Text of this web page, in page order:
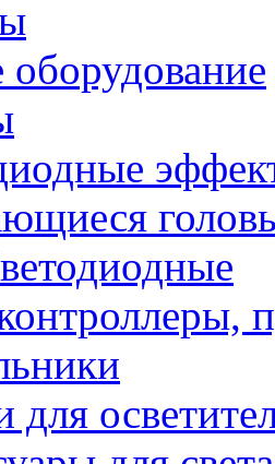
оборудование
для